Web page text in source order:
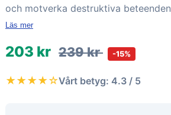
och motverka destruktiva beteenden
Läs mer
203 kr 239 kr -15%
★★★★☆Vårt betyg: 4.3 / 5